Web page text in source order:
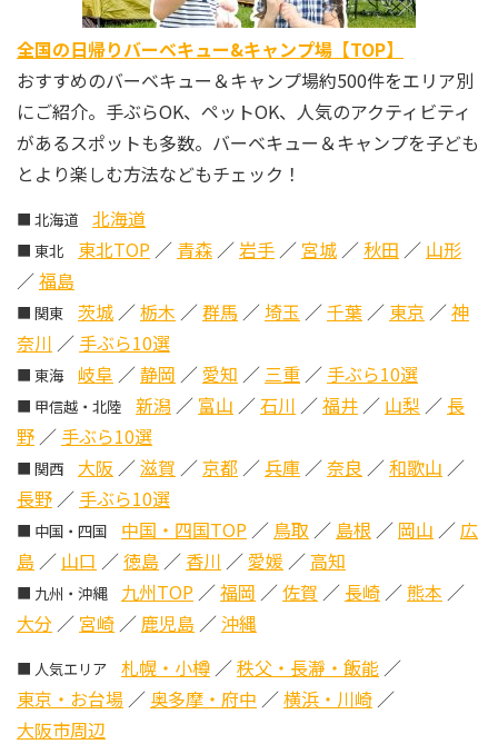
全国の日帰りバーベキュー&キャンプ場【TOP】
おすすめのバーベキュー＆キャンプ場約500件をエリア別
にご紹介。手ぶらOK、ペットOK、人気のアクティビティ
があるスポットも多数。バーベキュー＆キャンプを子ども
とより楽しむ方法などもチェック！
■ 北海道 北海道
■ 東北 東北TOP ／ 青森 ／岩手 ／ 宮城 ／秋田 ／ 山形
／福島
■ 関東 茨城 ／栃木 ／群馬 ／埼玉 ／千葉 ／ 東京 ／神
奈川 ／ 手ぶら10選
■ 東海 岐阜 ／静岡 ／ 愛知 ／ 三重 ／ 手ぶら10選
■ 甲信越・北陸 新潟 ／ 富山 ／石川 ／福井 ／ 山梨 ／ 長
野 ／ 手ぶら10選
■ 関西 大阪 ／滋賀 ／京都 ／兵庫 ／奈良 ／和歌山 ／
長野 ／ 手ぶら10選
■ 中国・四国 中国・四国TOP ／ 鳥取 ／ 島根 ／ 岡山 ／広
島 ／ 山口 ／徳島 ／ 香川 ／ 愛媛 ／高知
■ 九州・沖縄 九州TOP ／福岡 ／佐賀 ／ 長崎 ／熊本 ／
大分 ／ 宮崎 ／鹿児島 ／沖縄
■ 人気エリア 札幌・小樽 ／秩父・長瀞・飯能 ／
東京・お台場 ／ 奥多摩・府中 ／横浜・川崎 ／
大阪市周辺